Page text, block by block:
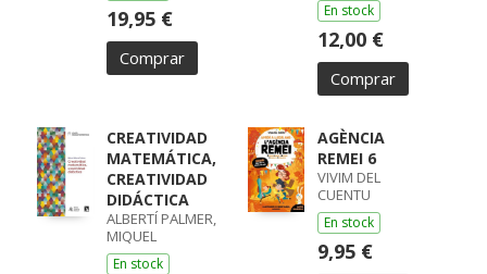
19,95 €
Comprar
En stock
12,00 €
Comprar
CREATIVIDAD
MATEMÁTICA,
CREATIVIDAD
DIDÁCTICA
ALBERTÍ PALMER,
MIQUEL
En stock
AGÈNCIA
REMEI 6
VIVIM DEL
CUENTU
En stock
9,95 €